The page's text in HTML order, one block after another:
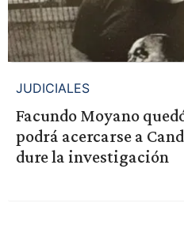
JUDICIALES
Facundo Moyano
podrá acercarse a
dure la investigación